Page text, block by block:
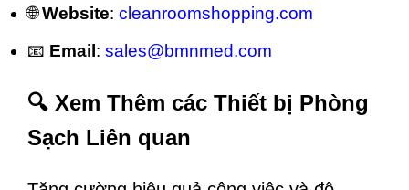
🌐Website: cleanroomshopping.com
📧 Email: sales@bmnmed.com
🔍 Xem Thêm các Thiết bị Phòng
Sạch Liên quan